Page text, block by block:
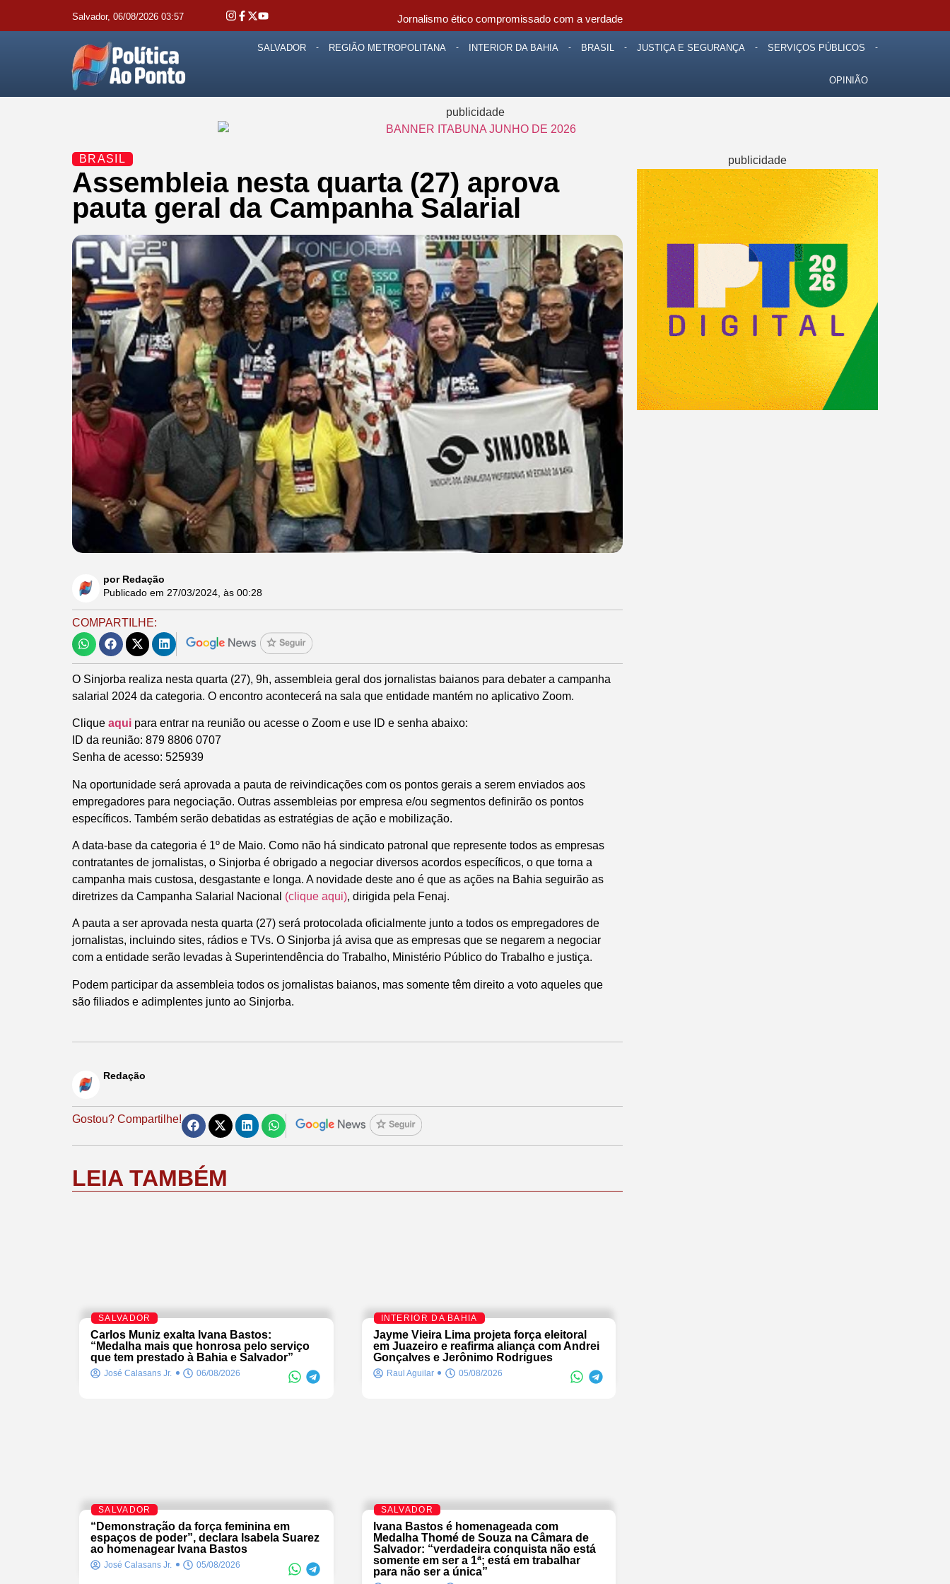
Salvador, 06/08/2026 03:57 Jornalismo ético compromissado com a verdade
SALVADOR REGIÃO METROPOLITANA INTERIOR DA BAHIA BRASIL JUSTIÇA E SEGURANÇA SERVIÇOS PÚBLICOS
OPINIÃO
publicidade
BRASIL
Assembleia nesta quarta (27) aprova
pauta geral da Campanha Salarial
por Redação
Publicado em 27/03/2024 , às 00:28
COMPARTILHE:
O Sinjorba realiza nesta quarta (27), 9h, assembleia geral dos jornalistas baianos para debater a campanha
salarial 2024 da categoria. O encontro acontecerá na sala que entidade mantém no aplicativo Zoom.
Clique aqui para entrar na reunião ou acesse o Zoom e use ID e senha abaixo:
ID da reunião: 879 8806 0707
Senha de acesso: 525939
Na oportunidade será aprovada a pauta de reivindicações com os pontos gerais a serem enviados aos
empregadores para negociação. Outras assembleias por empresa e/ou segmentos definirão os pontos
específicos. Também serão debatidas as estratégias de ação e mobilização.
A data-base da categoria é 1º de Maio. Como não há sindicato patronal que represente todos as empresas
contratantes de jornalistas, o Sinjorba é obrigado a negociar diversos acordos específicos, o que torna a
campanha mais custosa, desgastante e longa. A novidade deste ano é que as ações na Bahia seguirão as
diretrizes da Campanha Salarial Nacional (clique aqui), dirigida pela Fenaj.
A pauta a ser aprovada nesta quarta (27) será protocolada oficialmente junto a todos os empregadores de
jornalistas, incluindo sites, rádios e TVs. O Sinjorba já avisa que as empresas que se negarem a negociar
com a entidade serão levadas à Superintendência do Trabalho, Ministério Público do Trabalho e justiça.
Podem participar da assembleia todos os jornalistas baianos, mas somente têm direito a voto aqueles que
são filiados e adimplentes junto ao Sinjorba.
Redação
Gostou? Compartilhe!
LEIA TAMBÉM
SALVADOR
Carlos Muniz exalta Ivana Bastos:
“Medalha mais que honrosa pelo serviço
que tem prestado à Bahia e Salvador”
José Calasans Jr. 06/08/2026
INTERIOR DA BAHIA
Jayme Vieira Lima projeta força eleitoral
em Juazeiro e reafirma aliança com Andrei
Gonçalves e Jerônimo Rodrigues
Raul Aguilar 05/08/2026
SALVADOR
“Demonstração da força feminina em
espaços de poder”, declara Isabela Suarez
ao homenagear Ivana Bastos
José Calasans Jr. 05/08/2026
SALVADOR
Ivana Bastos é homenageada com
Medalha Thomé de Souza na Câmara de
Salvador: “verdadeira conquista não está
somente em ser a 1ª; está em trabalhar
para não ser a única”
publicidade